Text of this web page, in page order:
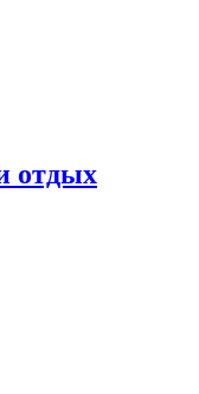
отдых